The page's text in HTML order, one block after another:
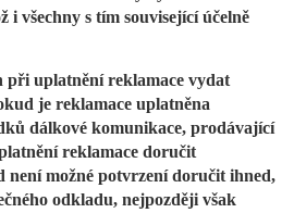
i všechny s tím související účelně
při uplatnění reklamace vydat
je reklamace uplatněna
dálkové komunikace, prodávající
reklamace doručit
není možné potvrzení doručit ihned,
odkladu, nejpozději však